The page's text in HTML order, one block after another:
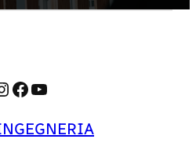
Facebook
YouTube